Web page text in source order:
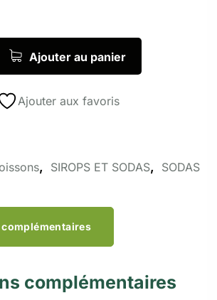
Ajouter au panier
Ajouter aux favoris
, SIROPS ET SODAS,
SODAS
complémentaires